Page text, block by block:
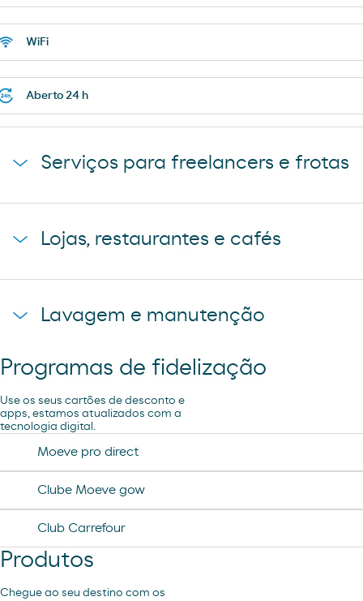
WiFi
Aberto 24 h
Serviços para freelancers e frotas
Estacionamento de camiões
Lojas, restaurantes e cafés
Pão de forno
Loja Carrefour Express
R´SPIRO
Lavagem e manutenção
Ar e Água
Programas de fidelização
Use os seus cartões de desconto e
apps, estamos atualizados com a
tecnologia digital.
Moeve pro direct
Clube Moeve gow
Club Carrefour
Produtos
Chegue ao seu destino com os